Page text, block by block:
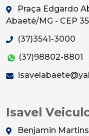
Praça Edgardo
Abaeté/MG - CEP
(37)3541-3000
(37)98802-8801
Isavel
Benjamin